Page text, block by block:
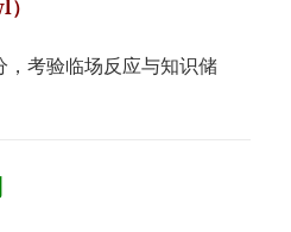
考验临场反应与知识储